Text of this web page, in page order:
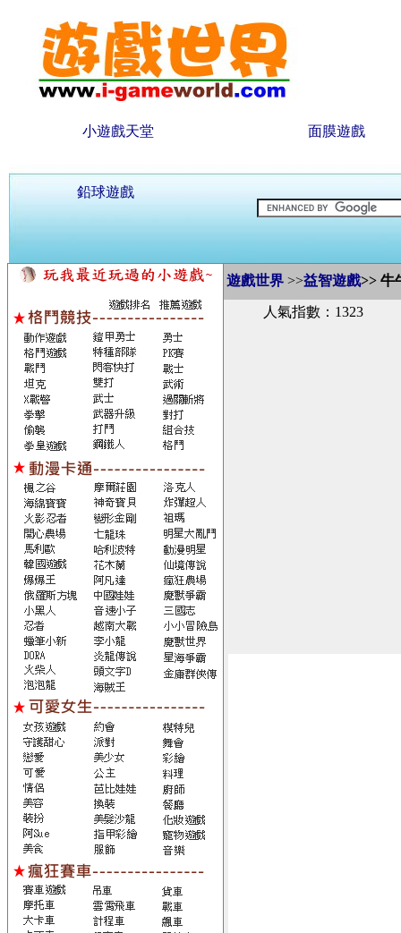
小遊戲天堂 面膜遊戲
鉛球遊戲
遊戲世界 >>益智遊戲>> 牛
人氣指數：1323